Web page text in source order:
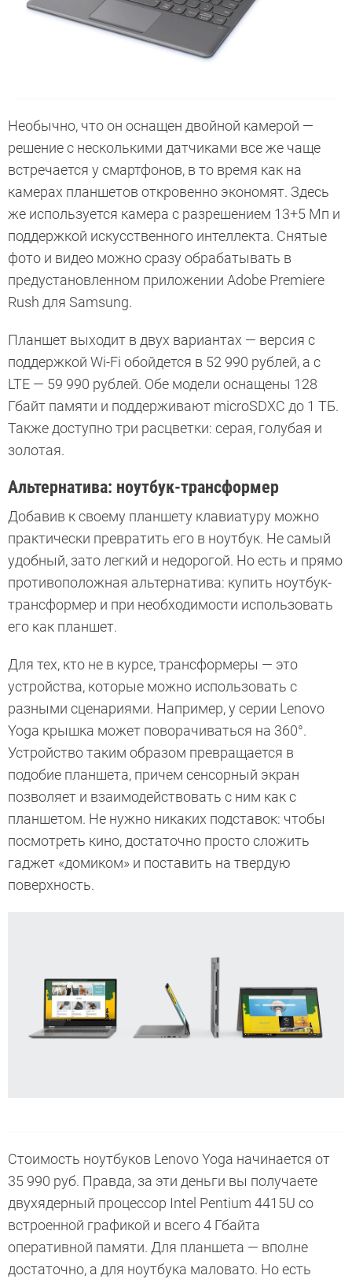
Необычно, что он оснащен двойной камерой —
решение с несколькими датчиками все же чаще
встречается у смартфонов, в то время как на
камерах планшетов откровенно экономят. Здесь
же используется камера с разрешением 13+5 Мп и
поддержкой искусственного интеллекта. Снятые
фото и видео можно сразу обрабатывать в
предустановленном приложении Adobe Premiere
Rush для Samsung.
Планшет выходит в двух вариантах — версия с
поддержкой Wi-Fi обойдется в 52 990 рублей, а с
LTE — 59 990 рублей. Обе модели оснащены 128
Гбайт памяти и поддерживают microSDXC до 1 ТБ.
Также доступно три расцветки: серая, голубая и
золотая.
Альтернатива: ноутбук-трансформер
Добавив к своему планшету клавиатуру можно
практически превратить его в ноутбук. Не самый
удобный, зато легкий и недорогой. Но есть и прямо
противоположная альтернатива: купить ноутбук-
трансформер и при необходимости использовать
его как планшет.
Для тех, кто не в курсе, трансформеры — это
устройства, которые можно использовать с
разными сценариями. Например, у серии Lenovo
Yoga крышка может поворачиваться на 360°.
Устройство таким образом превращается в
подобие планшета, причем сенсорный экран
позволяет и взаимодействовать с ним как с
планшетом. Не нужно никаких подставок: чтобы
посмотреть кино, достаточно просто сложить
гаджет «домиком» и поставить на твердую
поверхность.
Стоимость ноутбуков Lenovo Yoga начинается от
35 990 руб. Правда, за эти деньги вы получаете
двухядерный процессор Intel Pentium 4415U со
встроенной графикой и всего 4 Гбайта
оперативной памяти. Для планшета — вполне
достаточно, а для ноутбука маловато. Но есть